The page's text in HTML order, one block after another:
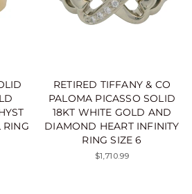
RING
RETIRED TIFFANY & CO
PALOMA PICASSO SOLID
18KT WHITE GOLD AND
DIAMOND HEART INFINITY
RING SIZE 6
$1,710.99